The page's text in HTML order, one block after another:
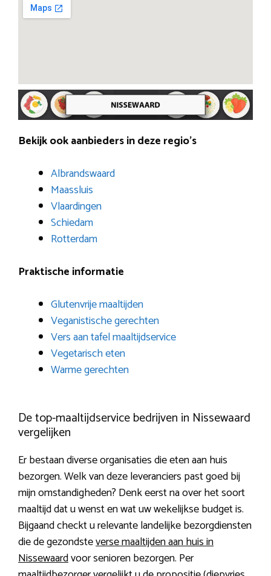
Bekijk ook aanbieders in deze regio’s
Albrandswaard
Maassluis
Vlaardingen
Schiedam
Rotterdam
Praktische informatie
Glutenvrije maaltijden
Veganistische gerechten
Vers aan tafel maaltijdservice
Vegetarisch eten
Warme gerechten
De top-maaltijdservice bedrijven in Nissewaard
vergelijken
Er bestaan diverse organisaties die eten aan huis
bezorgen. Welk van deze leveranciers past goed bij
mijn omstandigheden? Denk eerst na over het soort
maaltijd dat u wenst en wat uw wekelijkse budget is.
Bijgaand checkt u relevante landelijke bezorgdiensten
die de gezondsteverse maaltijden aan huis in
Nissewaardvoor senioren bezorgen. Per